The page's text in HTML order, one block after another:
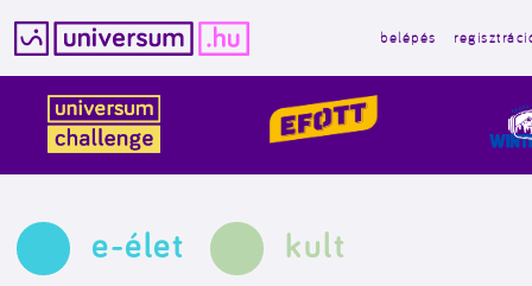
tartalomba
belépés
e-élet kult